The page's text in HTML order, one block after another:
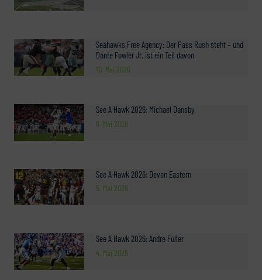
Seahawks Free Agency: Der Pass Rush steht – und
Dante Fowler Jr. ist ein Teil davon
10. Mai 2026
See A Hawk 2026: Michael Dansby
6. Mai 2026
See A Hawk 2026: Deven Eastern
5. Mai 2026
See A Hawk 2026: Andre Fuller
4. Mai 2026